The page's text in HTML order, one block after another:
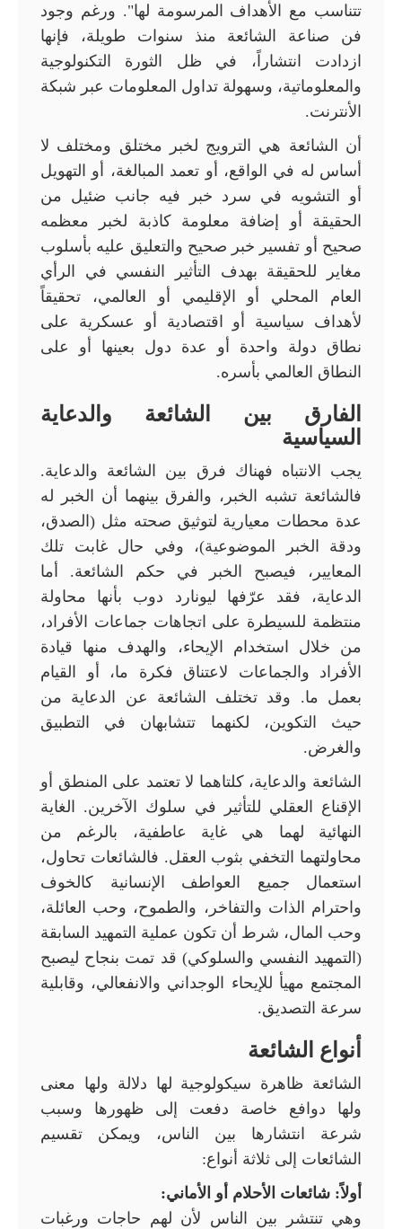
تتناسب مع الأهداف المرسومة لها". ورغم وجود
فن صناعة الشائعة منذ سنوات طويلة، فإنها
ازدادت انتشاراً، في ظل الثورة التكنولوجية
والمعلوماتية، وسهولة تداول المعلومات عبر شبكة
الأنترنت.
أن الشائعة هي الترويج لخبر مختلق ومختلف لا
أساس له في الواقع، أو تعمد المبالغة، أو التهويل
أو التشويه في سرد خبر فيه جانب ضئيل من
الحقيقة أو إضافة معلومة كاذبة لخبر معظمه
صحيح أو تفسير خبر صحيح والتعليق عليه بأسلوب
مغاير للحقيقة بهدف التأثير النفسي في الرأي
العام المحلي أو الإقليمي أو العالمي، تحقيقاً
لأهداف سياسية أو اقتصادية أو عسكرية على
نطاق دولة واحدة أو عدة دول بعينها أو على
النطاق العالمي بأسره.
الفارق بين الشائعة والدعاية
السياسية
يجب الانتباه فهناك فرق بين الشائعة والدعاية.
فالشائعة تشبه الخبر، والفرق بينهما أن الخبر له
عدة محطات معيارية لتوثيق صحته مثل (الصدق،
ودقة الخبر الموضوعية)، وفي حال غابت تلك
المعايير، فيصبح الخبر في حكم الشائعة. أما
الدعاية، فقد عرّفها ليونارد دوب بأنها محاولة
منتظمة للسيطرة على اتجاهات جماعات الأفراد،
من خلال استخدام الإيحاء، والهدف منها قيادة
الأفراد والجماعات لاعتناق فكرة ما، أو القيام
بعمل ما. وقد تختلف الشائعة عن الدعاية من
حيث التكوين، لكنهما تتشابهان في التطبيق
والغرض.
الشائعة والدعاية، كلتاهما لا تعتمد على المنطق أو
الإقناع العقلي للتأثير في سلوك الآخرين. الغاية
النهائية لهما هي غاية عاطفية، بالرغم من
محاولتهما التخفي بثوب العقل. فالشائعات تحاول،
استعمال جميع العواطف الإنسانية كالخوف
واحترام الذات والتفاخر، والطموح، وحب العائلة،
وحب المال، شرط أن تكون عملية التمهيد السابقة
(التمهيد النفسي والسلوكي) قد تمت بنجاح ليصبح
المجتمع مهيأ للإيحاء الوجداني والانفعالي، وقابلية
سرعة التصديق.
أنواع الشائعة
الشائعة ظاهرة سيكولوجية لها دلالة ولها معنى
ولها دوافع خاصة دفعت إلى ظهورها وسبب
شرعة انتشارها بين الناس، ويمكن تقسيم
الشائعات إلى ثلاثة أنواع:
أولاً: شائعات الأحلام أو الأماني:
وهي تنتشر بين الناس لأن لهم حاجات ورغبات